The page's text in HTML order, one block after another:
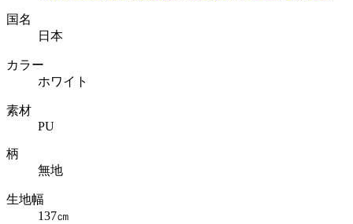
国名
日本
カラー
ホワイト
素材
PU
柄
無地
生地幅
137㎝